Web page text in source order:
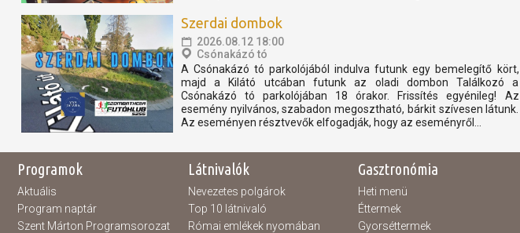
Szerdai dombok
2026.08.12 18:00
Csónakázó tó
A Csónakázó tó parkolójából indulva futunk egy bemelegítő kört,
majd a Kilátó utcában futunk az oladi dombon Találkozó a
Csónakázó tó parkolójában 18 órakor. Frissítés egyénileg! Az
esemény nyilvános, szabadon megosztható, bárkit szívesen látunk.
Az eseményen résztvevők elfogadják, hogy az eseményről...
Programok
Aktuális
Program naptár
Szent Márton Programsorozat
Látnivalók
Nevezetes polgárok
Top 10 látnivaló
Római emlékek nyomában
Gasztronómia
Heti menü
Éttermek
Gyorséttermek